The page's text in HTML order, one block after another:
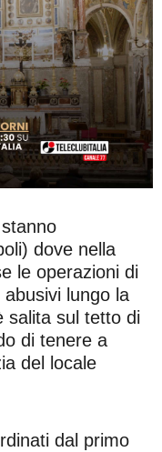
dove nella
le operazioni di
lungo la
salita sul tetto di
di tenere a
del locale
dal primo